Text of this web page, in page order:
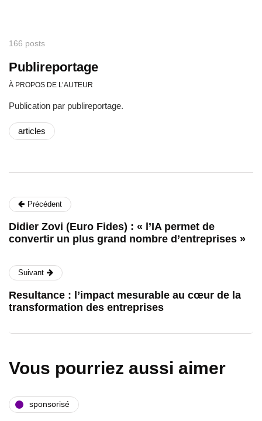
166 posts
Publireportage
À PROPOS DE L’AUTEUR
Publication par publireportage.
articles
Précédent
Didier Zovi (Euro Fides) : « l’IA permet de
convertir un plus grand nombre d’entreprises »
Suivant
Resultance : l’impact mesurable au cœur de la
transformation des entreprises
Vous pourriez aussi aimer
sponsorisé